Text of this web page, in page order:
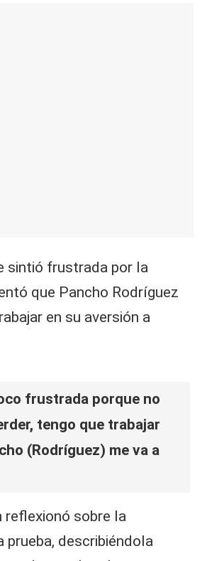
sintió frustrada por la
que Pancho Rodríguez
en su aversión a
frustrada porque no
tengo que trabajar
(Rodríguez) me va a
reflexionó sobre la
describiéndola